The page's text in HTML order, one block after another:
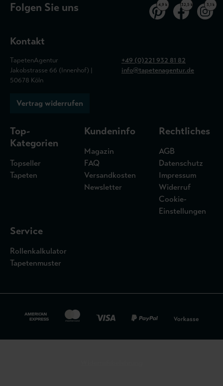
Folgen Sie uns 4,9 k 32,5 k 3,1 k
Kontakt
TapetenAgentur
Jakobstrasse 66 (Innenhof) |
50678 Köln
+49 (0)221 932 81 82
info@tapetenagentur.de
Vertrag widerrufen
Top-
Kategorien
Topseller
Tapeten
Kundeninfo
Magazin
FAQ
Versandkosten
Newsletter
Rechtliches
AGB
Datenschutz
Impressum
Widerruf
Cookie-
Einstellungen
Service
Rollenkalkulator
Tapetenmuster